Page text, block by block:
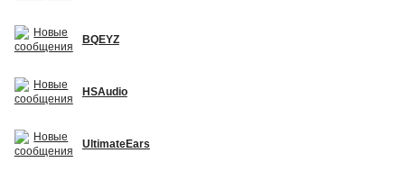
BQEYZ
HSAudio
UltimateEars